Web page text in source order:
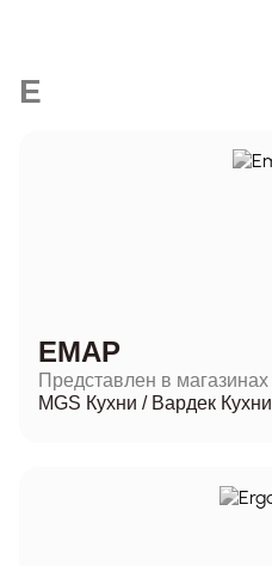
E
EMAP
Представлен в магазинах
MGS Кухни / Вардек Кухни